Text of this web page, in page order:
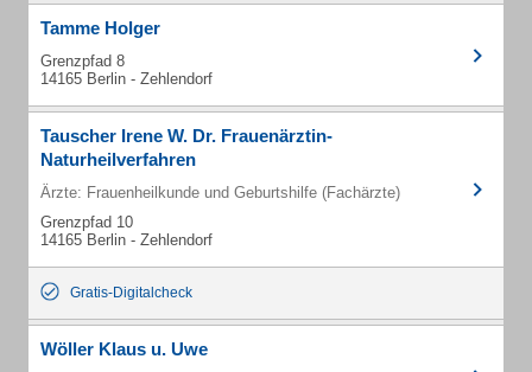
Tamme Holger
Grenzpfad 8
14165 Berlin - Zehlendorf
Tauscher Irene W. Dr. Frauenärztin-
Naturheilverfahren
Ärzte: Frauenheilkunde und Geburtshilfe (Fachärzte)
Grenzpfad 10
14165 Berlin - Zehlendorf
Gratis-Digitalcheck
Wöller Klaus u. Uwe